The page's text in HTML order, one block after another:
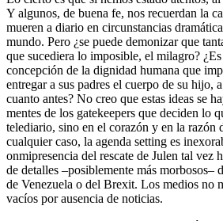
Y algunos, de buena fe, nos recuerdan la
mueren a diario en circunstancias
mundo. Pero ¿se puede demonizar que
que sucediera lo imposible, el milagro?
concepción de la dignidad humana que
entregar a sus padres el cuerpo de su hijo,
cuanto antes? No creo que estas ideas se
mentes de los gatekeepers que deciden lo
telediario, sino en el corazón y en la razón
cualquier caso, la agenda setting es
onmipresencia del rescate de Julen tal vez
de detalles –posiblemente más morbosos–
de Venezuela o del Brexit. Los medios no
vacíos por ausencia de noticias.